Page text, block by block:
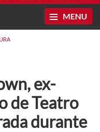
MENU
ex-
de Teatro
durante